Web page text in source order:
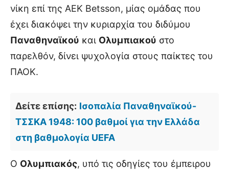
νίκη επί της ΑΕΚ Betsson, μίας ομάδας που
έχει διακόψει την κυριαρχία του διδύμου
Παναθηναϊκού και Ολυμπιακού στο
παρελθόν, δίνει ψυχολογία στους παίκτες του
ΠΑΟΚ.
Δείτε επίσης: Ισοπαλία Παναθηναϊκού-
ΤΣΣΚΑ 1948: 100 βαθμοί για την Ελλάδα
στη βαθμολογία UEFA
Ο Ολυμπιακός, υπό τις οδηγίες του έμπειρου